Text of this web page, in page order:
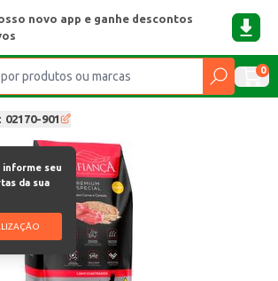
novo app e ganhe descontos
0
02170-901
informe seu
da sua